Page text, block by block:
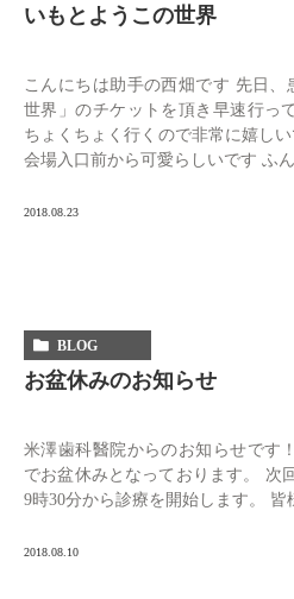
いもとようこの世界
こんにちは助手の西畑です 先日
世界」のチケットを頂き早速行っ
ちょくちょく行くので非常に嬉し
会場入口前から可愛らしいです ふ
2018.08.23
BLOG
お盆休みのお知らせ
米澤歯科醫院からのお知らせです
でお盆休みとなっております。 次
9時30分から診療を開始します。
2018.08.10